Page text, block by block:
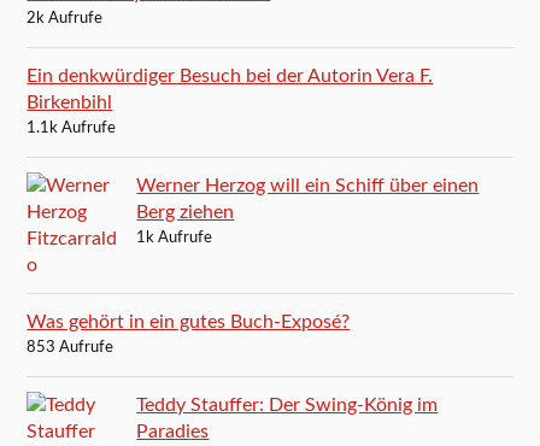
2k Aufrufe
Ein denkwürdiger Besuch bei der Autorin Vera F.
Birkenbihl
1.1k Aufrufe
Werner Herzog will ein Schiff über einen
Berg ziehen
1k Aufrufe
Was gehört in ein gutes Buch-Exposé?
853 Aufrufe
Teddy Stauffer: Der Swing-König im
Paradies